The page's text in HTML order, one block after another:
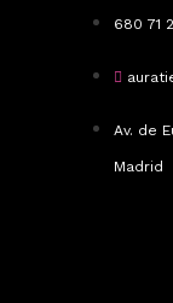
680 71
Av. de
Madrid